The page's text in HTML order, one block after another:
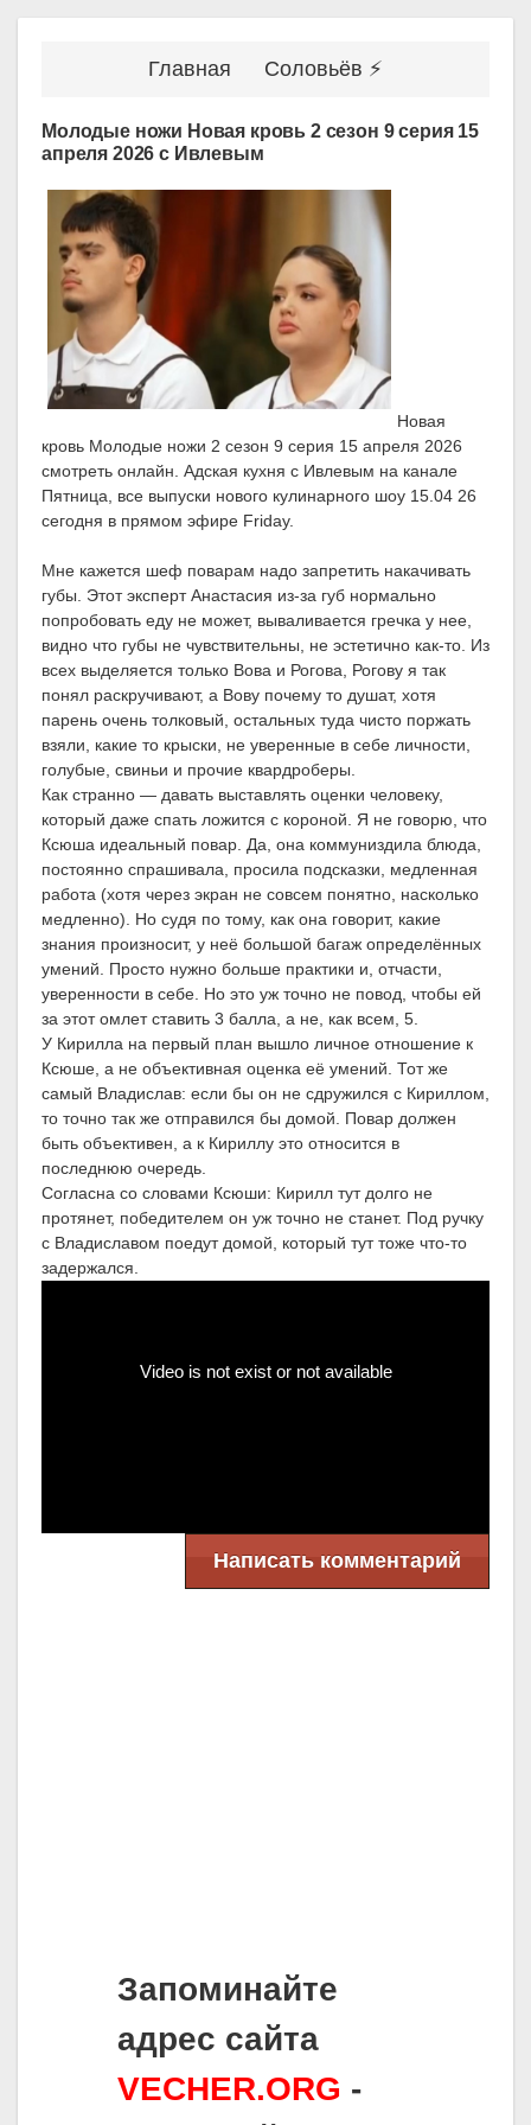
Главная Соловьёв ⚡
Молодые ножи Новая кровь 2 сезон 9 серия 15
апреля 2026 с Ивлевым
Новая
кровь Молодые ножи 2 сезон 9 серия 15 апреля 2026
смотреть онлайн. Адская кухня с Ивлевым на канале
Пятница, все выпуски нового кулинарного шоу 15.04 26
сегодня в прямом эфире Friday.
Мне кажется шеф поварам надо запретить накачивать
губы. Этот эксперт Анастасия из-за губ нормально
попробовать еду не может, вываливается гречка у нее,
видно что губы не чувствительны, не эстетично как-то. Из
всех выделяется только Вова и Рогова, Рогову я так
понял раскручивают, а Вову почему то душат, хотя
парень очень толковый, остальных туда чисто поржать
взяли, какие то крыски, не уверенные в себе личности,
голубые, свиньи и прочие квардроберы.
Как странно — давать выставлять оценки человеку,
который даже спать ложится с короной. Я не говорю, что
Ксюша идеальный повар. Да, она коммуниздила блюда,
постоянно спрашивала, просила подсказки, медленная
работа (хотя через экран не совсем понятно, насколько
медленно). Но судя по тому, как она говорит, какие
знания произносит, у неё большой багаж определённых
умений. Просто нужно больше практики и, отчасти,
уверенности в себе. Но это уж точно не повод, чтобы ей
за этот омлет ставить 3 балла, а не, как всем, 5.
У Кирилла на первый план вышло личное отношение к
Ксюше, а не объективная оценка её умений. Тот же
самый Владислав: если бы он не сдружился с Кириллом,
то точно так же отправился бы домой. Повар должен
быть объективен, а к Кириллу это относится в
последнюю очередь.
Согласна со словами Ксюши: Кирилл тут долго не
протянет, победителем он уж точно не станет. Под ручку
с Владиславом поедут домой, который тут тоже что-то
задержался.
Написать комментарий
Запоминайте
адрес сайта
VECHER.ORG -